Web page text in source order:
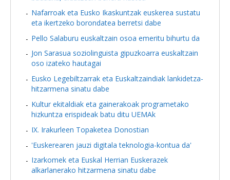
Nafarroak eta Eusko Ikaskuntzak euskerea sustatu
eta ikertzeko borondatea berretsi dabe
Pello Salaburu euskaltzain osoa emeritu bihurtu da
Jon Sarasua soziolinguista gipuzkoarra euskaltzain
oso izateko hautagai
Eusko Legebiltzarrak eta Euskaltzaindiak lankidetza-
hitzarmena sinatu dabe
Kultur ekitaldiak eta gainerakoak programetako
hizkuntza erispideak batu ditu UEMAk
IX. Irakurleen Topaketea Donostian
'Euskerearen jauzi digitala teknologia-kontua da'
Izarkomek eta Euskal Herrian Euskerazek
alkarlanerako hitzarmena sinatu dabe